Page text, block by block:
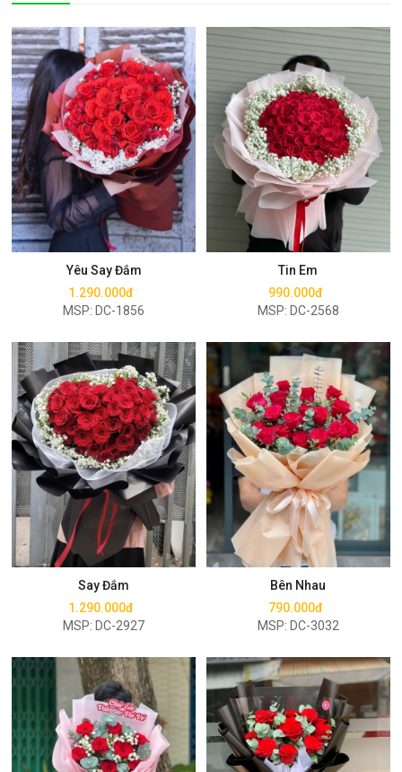
Yêu Say Đắm
1.290.000đ
MSP: DC-1856
Mua ngay
Tin Em
990.000đ
MSP: DC-2568
Mua ngay
Say Đắm
1.290.000đ
MSP: DC-2927
Mua ngay
Bên Nhau
790.000đ
MSP: DC-3032
Mua ngay